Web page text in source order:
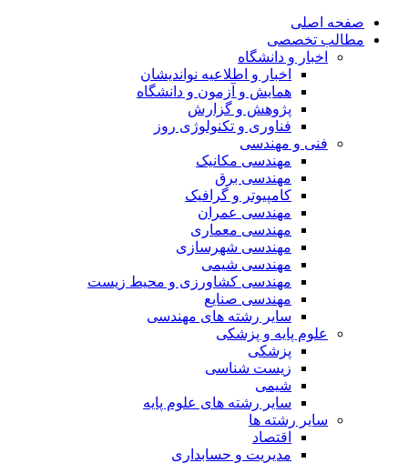
صفحه اصلی
مطالب تخصصی
اخبار و دانشگاه
اخبار و اطلاعیه نواندیشان
همایش و آزمون و دانشگاه
پژوهش و گزارش
فناوری و تکنولوژی روز
فنی و مهندسی
مهندسی مکانیک
مهندسی برق
کامپیوتر و گرافیک
مهندسی عمران
مهندسی معماری
مهندسی شهرسازی
مهندسی شیمی
مهندسی کشاورزی و محیط زیست
مهندسی صنایع
سایر رشته های مهندسی
علوم پایه و پزشکی
پزشکی
زیست شناسی
شیمی
سایر رشته های علوم پایه
سایر رشته ها
اقتصاد
مدیریت و حسابداری